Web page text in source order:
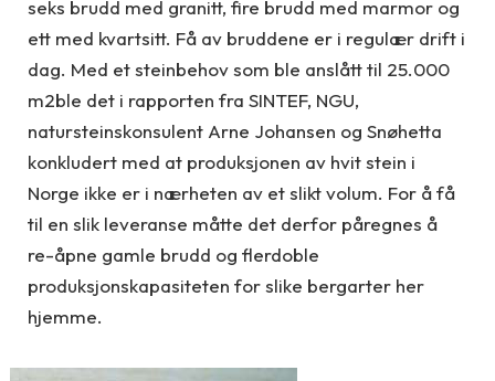
seks brudd med granitt, fire brudd med marmor og
ett med kvartsitt. Få av bruddene er i regulær drift i
dag. Med et steinbehov som ble anslått til 25.000
m2ble det i rapporten fra SINTEF, NGU,
natursteinskonsulent Arne Johansen og Snøhetta
konkludert med at produksjonen av hvit stein i
Norge ikke er i nærheten av et slikt volum. For å få
til en slik leveranse måtte det derfor påregnes å
re-åpne gamle brudd og flerdoble
produksjonskapasiteten for slike bergarter her
hjemme.